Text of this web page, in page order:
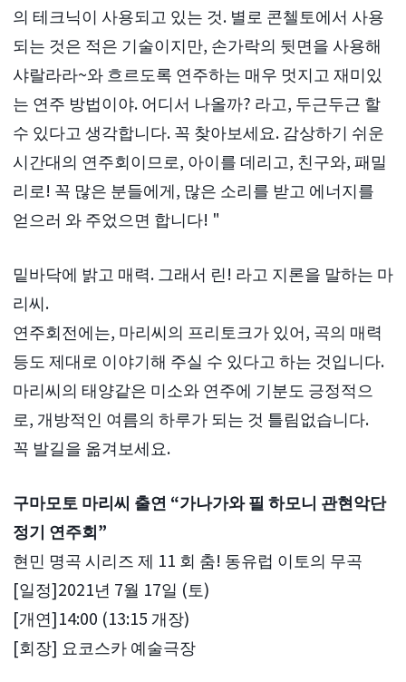
의 테크닉이 사용되고 있는 것. 별로 콘첼토에서 사용
되는 것은 적은 기술이지만, 손가락의 뒷면을 사용해
샤랄라라~와 흐르도록 연주하는 매우 멋지고 재미있
는 연주 방법이야. 어디서 나올까? 라고, 두근두근 할
수 있다고 생각합니다. 꼭 찾아보세요. 감상하기 쉬운
시간대의 연주회이므로, 아이를 데리고, 친구와, 패밀
리로! 꼭 많은 분들에게, 많은 소리를 받고 에너지를
얻으러 와 주었으면 합니다! "
밑바닥에 밝고 매력. 그래서 린! 라고 지론을 말하는 마
리씨.
연주회전에는, 마리씨의 프리토크가 있어, 곡의 매력
등도 제대로 이야기해 주실 수 있다고 하는 것입니다.
마리씨의 태양같은 미소와 연주에 기분도 긍정적으
로, 개방적인 여름의 하루가 되는 것 틀림없습니다.
꼭 발길을 옮겨보세요.
구마모토 마리씨 출연 “가나가와 필 하모니 관현악단
정기 연주회”
현민 명곡 시리즈 제 11 회 춤! 동유럽 이토의 무곡
[일정]2021년 7월 17일 (토)
[개연]14:00 (13:15 개장)
[회장] 요코스카 예술극장